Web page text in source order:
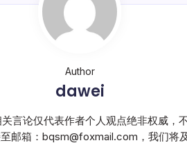
Author
dawei
言论仅代表作者个人观点绝非权威
邮箱：bqsm@foxmail.com，我们将